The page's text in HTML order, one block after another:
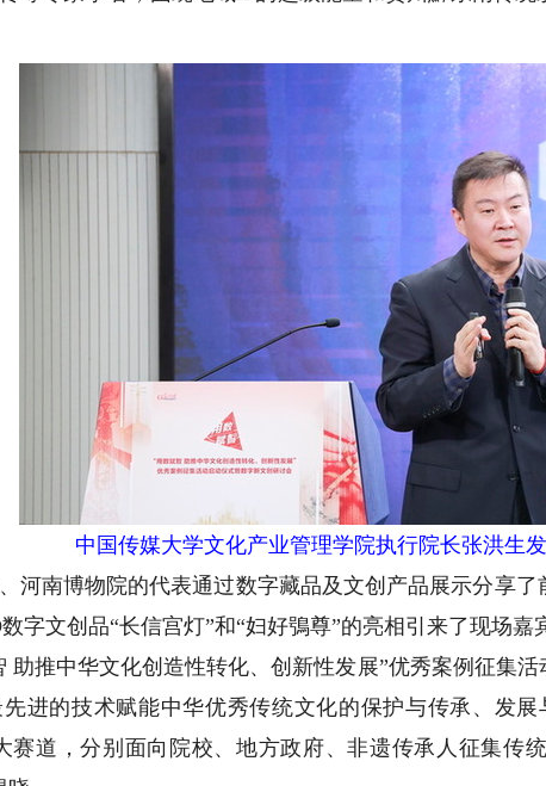
中国传媒大学文化产业管理学院执行院长张洪生
南博物院的代表通过数字藏品及文创产品展示分享了
字文创品“长信宫灯”和“妇好鴞尊”的亮相引来了现场嘉
推中华文化创造性转化、创新性发展”优秀案例征集活
进的技术赋能中华优秀传统文化的保护与传承、发
赛道，分别面向院校、地方政府、非遗传承人征集传